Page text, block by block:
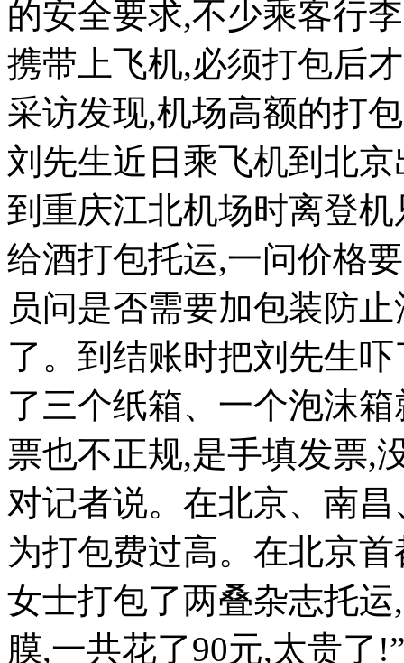
的安全要求,不少乘客行
携带上飞机,必须打包后
采访发现,机场高额的打
刘先生近日乘飞机到北
到重庆江北机场时离登
给酒打包托运,一问价格
员问是否需要加包装防
了。到结账时把刘先生
了三个纸箱、一个泡沫
票也不正规,是手填发票,
对记者说。在北京、南
为打包费过高。在北京
女士打包了两叠杂志托
膜,一共花了90元,太贵了